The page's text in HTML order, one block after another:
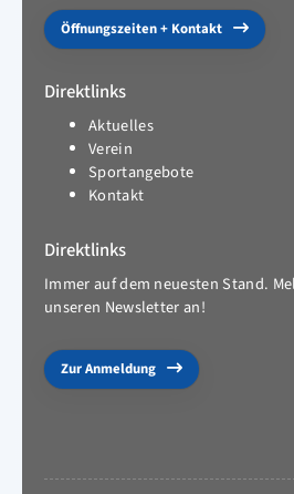
Öffnungszeiten + Kontakt
Direktlinks
Aktuelles
Verein
Sportangebote
Kontakt
Direktlinks
Immer auf dem neuesten Stand.
unseren Newsletter an!
Zur Anmeldung